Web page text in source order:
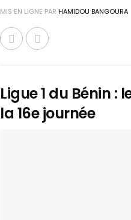
MIS EN LIGNE PAR HAMIDOU BANGOURA
Ligue 1 du Bénin
la 16e journée